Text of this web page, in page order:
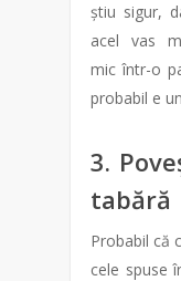
știu sigur,
acel vas
mic într-o
probabil e
3.
tabără
Probabil că
cele spuse